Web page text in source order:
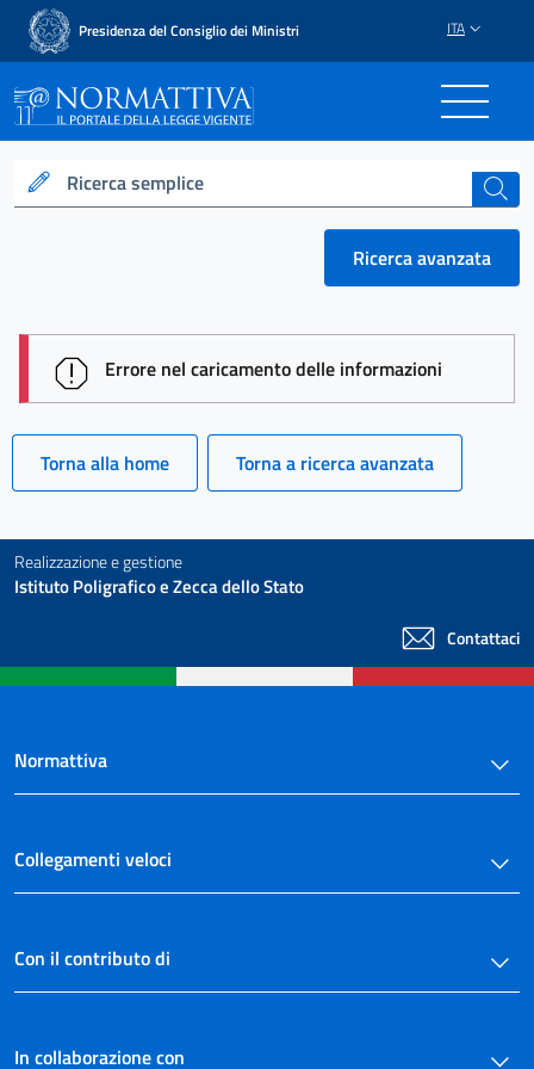
Presidenza del Consiglio dei Ministri ITA
Normattiva - Il portale
Ricerca semplice cerca
Ricerca avanzata
session id:
Errore nel caricamento delle informazioni
Torna alla home Torna a ricerca avanzata
Realizzazione e gestione
Istituto Poligrafico e Zecca dello Stato
Contattaci
Normattiva
Collegamenti veloci
Con il contributo di
In collaborazione con